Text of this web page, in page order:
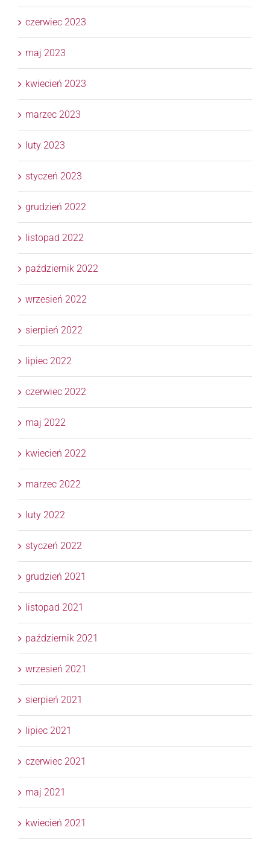
czerwiec 2023
maj 2023
kwiecień 2023
marzec 2023
luty 2023
styczeń 2023
grudzień 2022
listopad 2022
październik 2022
wrzesień 2022
sierpień 2022
lipiec 2022
czerwiec 2022
maj 2022
kwiecień 2022
marzec 2022
luty 2022
styczeń 2022
grudzień 2021
listopad 2021
październik 2021
wrzesień 2021
sierpień 2021
lipiec 2021
czerwiec 2021
maj 2021
kwiecień 2021